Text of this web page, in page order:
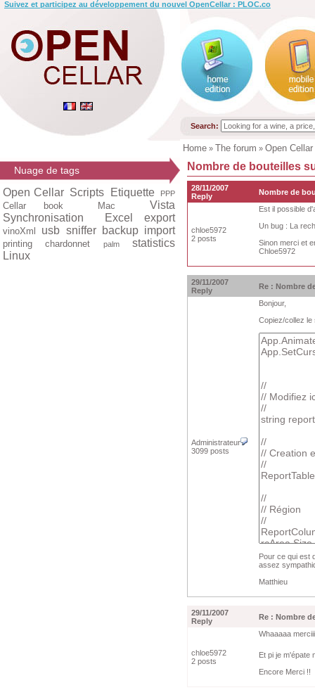
Suivez et participez au développement du nouvel OpenCellar : PLOC.co
Search:
Home » The forum » Open
Nuage de tags
Open Cellar Scripts Etiquette PPP
Cellar book Mac
Vista
Synchronisation
Excel export
vinoXml usb sniffer backup import
printing chardonnet palm
statistics
Linux
Nombre de bouteilles
28/11/2007
Reply
Nombre de
chloe5972
2 posts
Est il possible
Un bug : La
Sinon merci et
Chloe5972
29/11/2007
Reply
Re : Nombre
Administrateur
3099 posts
Bonjour,
Copiez/collez
Pour ce qui est
assez
Matthieu
29/11/2007
Reply
Re : Nombre
chloe5972
2 posts
Whaaaaa
Et pi je m'épate
Encore Merci !!